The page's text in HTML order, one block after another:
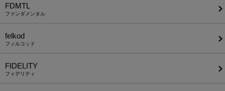
FDMTL
ファンダメンタル
felkod
フィルコッド
FIDELITY
フィデリティ